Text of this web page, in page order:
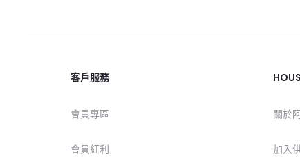
客戶服務
會員專區
會員紅利
關於
加入